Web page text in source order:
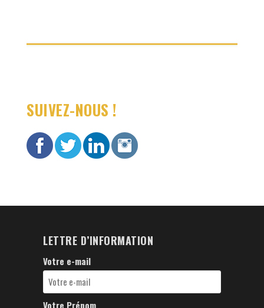
SUIVEZ-NOUS !
LETTRE D’INFORMATION
Votre e-mail
Votre Prénom